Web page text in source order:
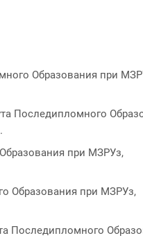
Образования при
Последипломного
при МЗРУз,
Образования при МЗРУз,
Последипломного